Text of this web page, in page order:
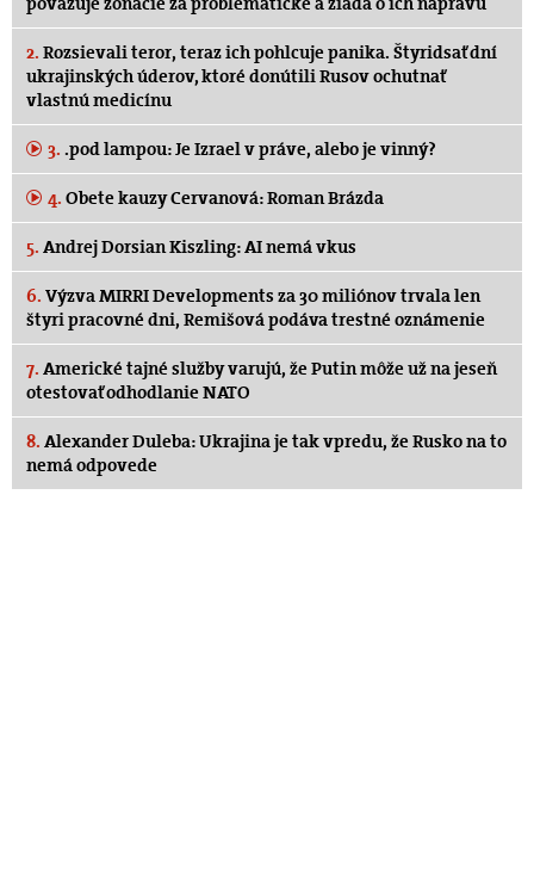
2. Rozsievali teror, teraz ich pohlcuje panika. Štyridsať dní
ukrajinských úderov, ktoré donútili Rusov ochutnať
vlastnú medicínu
3. .pod lampou: Je Izrael v práve, alebo je vinný?
4. Obete kauzy Cervanová: Roman Brázda
5. Andrej Dorsian Kiszling: AI nemá vkus
6. Výzva MIRRI Developments za 30 miliónov trvala len
štyri pracovné dni, Remišová podáva trestné oznámenie
7. Americké tajné služby varujú, že Putin môže už na jeseň
otestovať odhodlanie NATO
8. Alexander Duleba: Ukrajina je tak vpredu, že Rusko na to
nemá odpovede